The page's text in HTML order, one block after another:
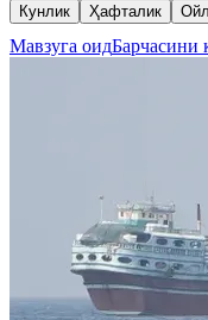
Кунлик Ҳафталик
Мавзуга оидБарчасини